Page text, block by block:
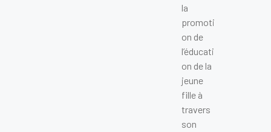
la
promoti
on de
l’éducati
on de la
jeune
fille à
travers
son